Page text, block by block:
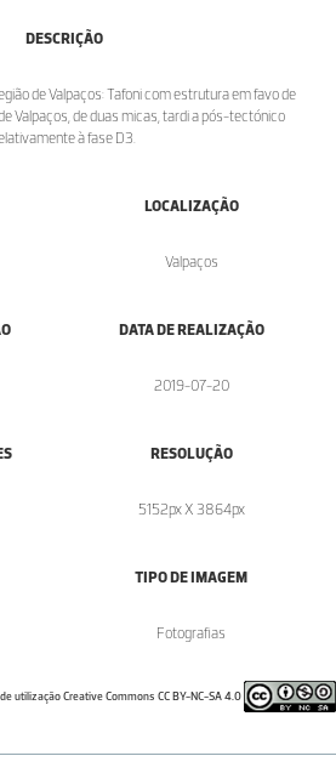
DESCRIÇÃO
de Valpaços: Tafoni com estrutura em favo de
Valpaços, de duas micas, tardi a pós-tectónico
à fase D3.
LOCALIZAÇÃO
Valpaços
DATA DE REALIZAÇÃO
2019-07-20
RESOLUÇÃO
5152px X 3864px
TIPO DE IMAGEM
Fotografias
utilização Creative Commons CC BY-NC-SA 4.0